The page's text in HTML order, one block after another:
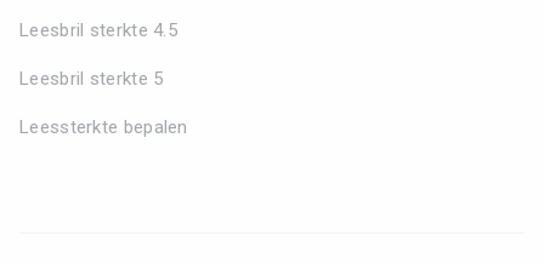
Leesbril sterkte 4.5
Leesbril sterkte 5
Leessterkte bepalen